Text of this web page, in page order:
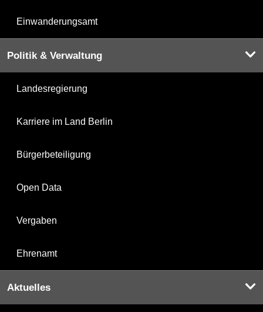
Einwanderungsamt
Politik & Verwaltung
Landesregierung
Karriere im Land Berlin
Bürgerbeteiligung
Open Data
Vergaben
Ehrenamt
Aktuelles